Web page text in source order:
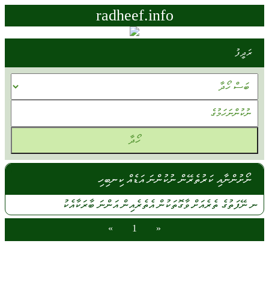
radheef.info
ރަދީފު
ނޯށުންނާއި ކަރުތެރޭން ނުކުންނަ އަޑެއް ކިނބިހި
ނނޭފަތުގެ ތެރެއަށްވާގޮތަކުންއެތެރެއިންއަންނަބާރަކާއެކު
«
1
»